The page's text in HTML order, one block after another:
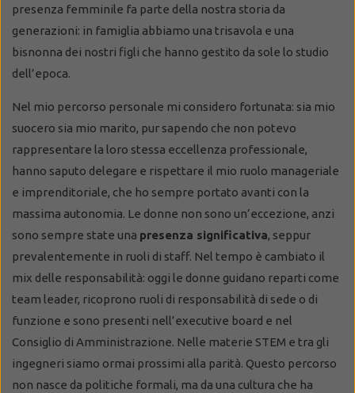
presenza femminile fa parte della nostra storia da
generazioni: in famiglia abbiamo una trisavola e una
bisnonna dei nostri figli che hanno gestito da sole lo studio
dell’epoca.
Nel mio percorso personale mi considero fortunata: sia mio
suocero sia mio marito, pur sapendo che non potevo
rappresentare la loro stessa eccellenza professionale,
hanno saputo delegare e rispettare il mio ruolo manageriale
e imprenditoriale, che ho sempre portato avanti con la
massima autonomia. Le donne non sono un’eccezione, anzi
sono sempre state una presenza significativa, seppur
prevalentemente in ruoli di staff. Nel tempo è cambiato il
mix delle responsabilità: oggi le donne guidano reparti come
team leader, ricoprono ruoli di responsabilità di sede o di
funzione e sono presenti nell’executive board e nel
Consiglio di Amministrazione. Nelle materie STEM e tra gli
ingegneri siamo ormai prossimi alla parità. Questo percorso
non nasce da politiche formali, ma da una cultura che ha